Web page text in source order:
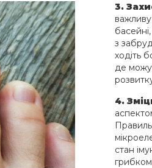
3.
важливу
з
ходіть
де
4.
стан